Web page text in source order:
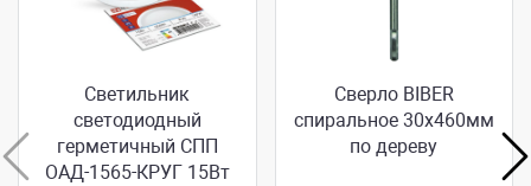
Светильник
светодиодный
герметичный СПП
ОАД-1565-КРУГ 15Вт
Сверло BIBER
спиральное 30x460мм
по дереву